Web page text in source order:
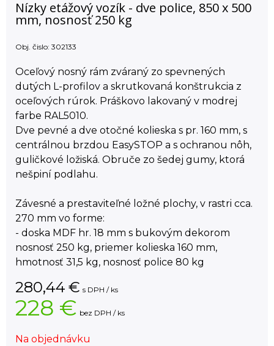
Nízky etážový vozík - dve police, 850 x 500
mm, nosnosť 250 kg
Obj. čislo: 302133
Oceľový nosný rám zváraný zo spevnených
dutých L-profilov a skrutkovaná konštrukcia z
oceľových rúrok. Práškovo lakovaný v modrej
farbe RAL5010.
Dve pevné a dve otočné kolieska s pr. 160 mm, s
centrálnou brzdou EasySTOP a s ochranou nôh,
guličkové ložiská. Obruče zo šedej gumy, ktorá
nešpiní podlahu.
Závesné a prestaviteľné ložné plochy, v rastri cca.
270 mm vo forme:
- doska MDF hr. 18 mm s bukovým dekorom
nosnosť 250 kg, priemer kolieska 160 mm,
hmotnosť 31,5 kg, nosnosť police 80 kg
280,44 € s DPH / ks
228 € bez DPH / ks
Na objednávku